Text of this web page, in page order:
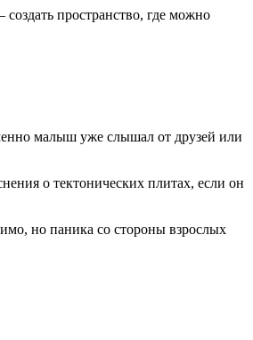
пространство, где можно
малыш уже слышал от друзей или
о тектонических плитах, если он
но паника со стороны взрослых